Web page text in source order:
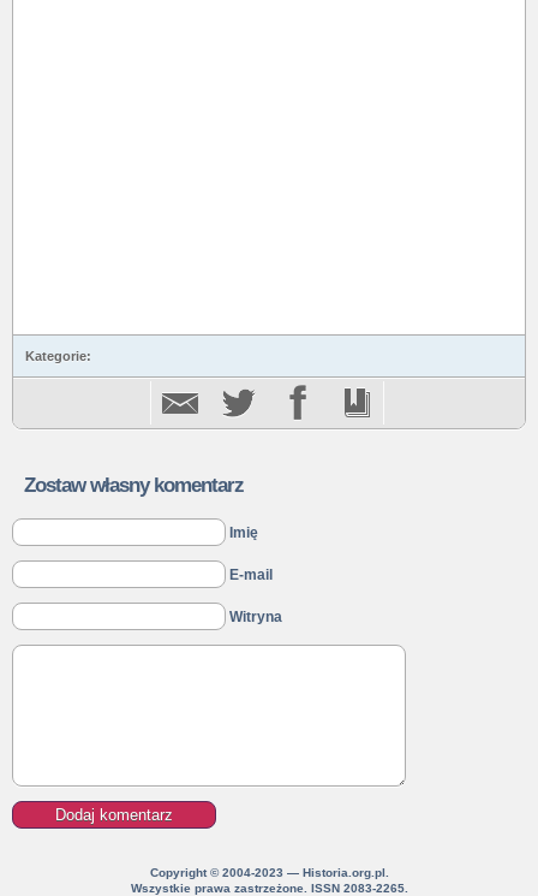
Kategorie:
Zostaw własny komentarz
Imię
E-mail
Witryna
Copyright © 2004-2023 — Historia.org.pl.
Wszystkie prawa zastrzeżone. ISSN 2083-2265.